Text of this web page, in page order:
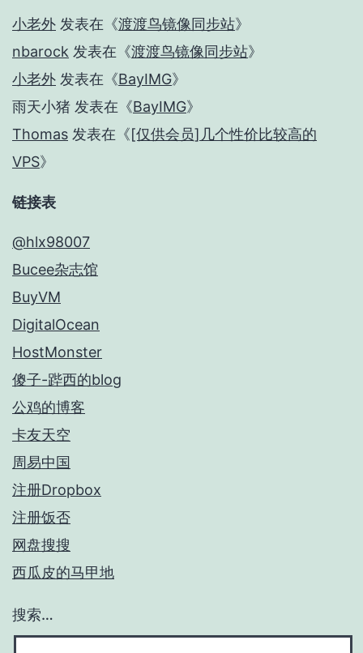
小老外 发表在《渡渡鸟镜像同步站》
nbarock 发表在《渡渡鸟镜像同步站》
小老外 发表在《BayIMG》
雨天小猪 发表在《BayIMG》
Thomas 发表在《[仅供会员]几个性价比较高的
VPS》
链接表
@hlx98007
Bucee杂志馆
BuyVM
DigitalOcean
HostMonster
傻子-跸西的blog
公鸡的博客
卡友天空
周易中国
注册Dropbox
注册饭否
网盘搜搜
西瓜皮的马甲地
搜索…